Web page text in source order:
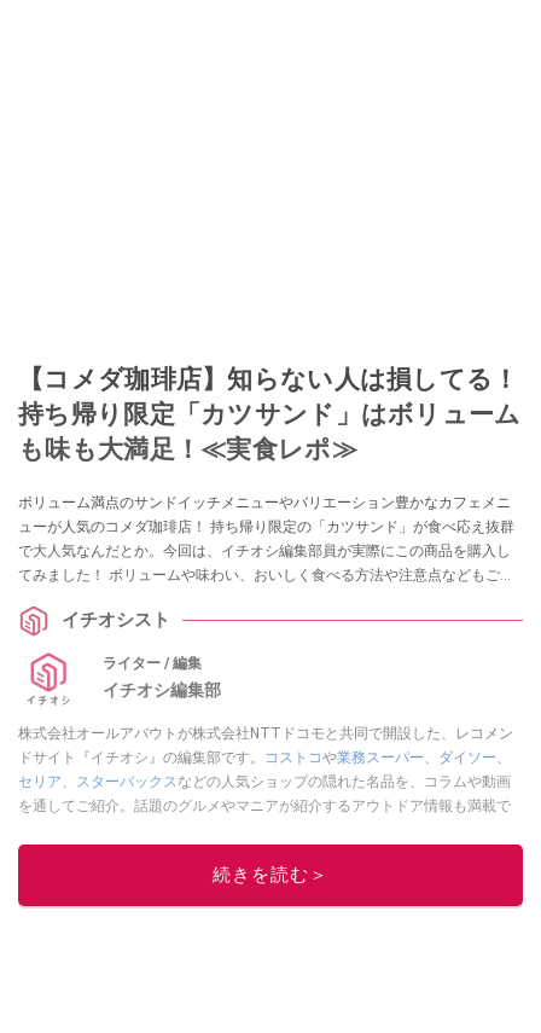
【コメダ珈琲店】知らない人は損してる！
持ち帰り限定「カツサンド」はボリューム
も味も大満足！≪実食レポ≫
ボリューム満点のサンドイッチメニューやバリエーション豊かなカフェメニ
ューが人気のコメダ珈琲店！ 持ち帰り限定の「カツサンド」が食べ応え抜群
で大人気なんだとか。今回は、イチオシ編集部員が実際にこの商品を購入し
てみました！ ボリュームや味わい、おいしく食べる方法や注意点などもご紹
ね。
イチオシスト
ライター / 編集
イチオシ編集部
株式会社オールアバウトが株式会社NTTドコモと共同で開設した、レコメン
ドサイト『イチオシ』の編集部です。
コストコや業務スーパー、 ダイソー、
セリア、 スターバックスなどの人気ショップの隠れた名品を、コラムや動画
を通してご紹介。話題のグルメやマニアが紹介するアウトドア情報も満載で
レビューしています。毎日トレンド情報をお届けしているので、ぜひ
してください！続きを読む＞